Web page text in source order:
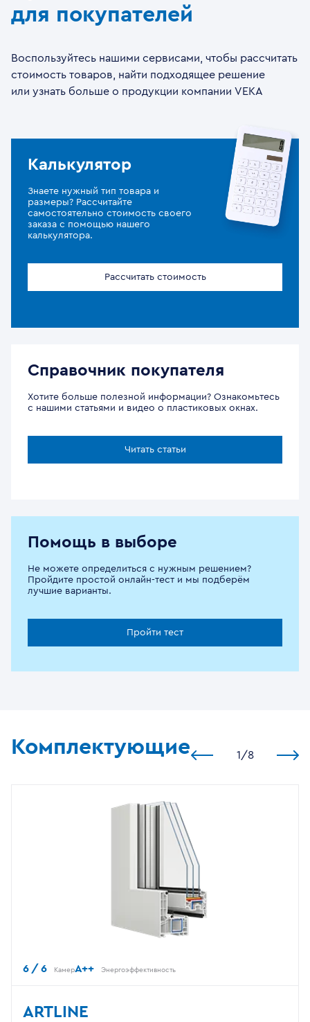
для покупателей
Воспользуйтесь нашими сервисами, чтобы рассчитать
стоимость товаров, найти подходящее решение
или узнать больше о продукции компании VEKA
Калькулятор
Знаете нужный тип товара и
размеры? Рассчитайте
самостоятельно стоимость своего
заказа с помощью нашего
калькулятора.
Рассчитать стоимость
Справочник покупателя
Хотите больше полезной информации? Ознакомьтесь
с нашими статьями и видео о пластиковых окнах.
Читать статьи
Помощь в выборе
Не можете определиться с нужным решением?
Пройдите простой онлайн-тест и мы подберём
лучшие варианты.
Пройти тест
Комплектующие 1 /8
6 / 6 КамерA++ Энергоэффективность
ARTLINE